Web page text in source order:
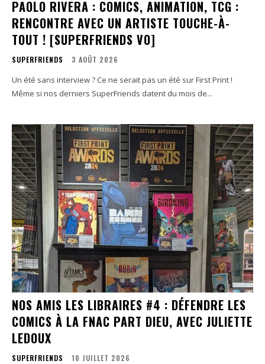
PAOLO RIVERA : COMICS, ANIMATION, TCG :
RENCONTRE AVEC UN ARTISTE TOUCHE-À-
TOUT ! [SUPERFRIENDS VO]
SUPERFRIENDS 3 AOÛT 2026
Un été sans interview ? Ce ne serait pas un été sur First Print !
Même si nos derniers SuperFriends datent du mois de...
NOS AMIS LES LIBRAIRES #4 : DÉFENDRE LES
COMICS À LA FNAC PART DIEU, AVEC JULIETTE
LEDOUX
SUPERFRIENDS 10 JUILLET 2026